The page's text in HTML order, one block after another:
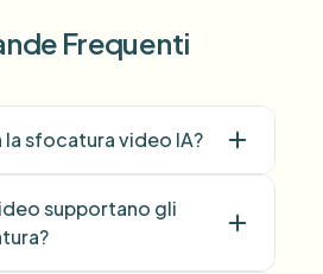
Frequenti
sfocatura video IA?
supportano gli